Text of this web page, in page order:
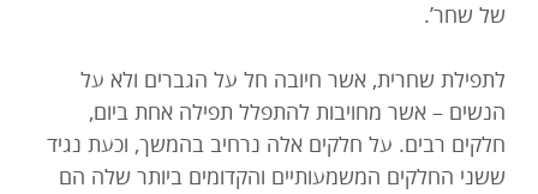
של שחר’.
לתפילת שחרית, אשר חיובה חל על הגברים ולא על
הנשים – אשר מחויבות להתפלל תפילה אחת ביום,
חלקים רבים. על חלקים אלה נרחיב בהמשך, וכעת נגיד
ששני החלקים המשמעותיים והקדומים ביותר שלה הם